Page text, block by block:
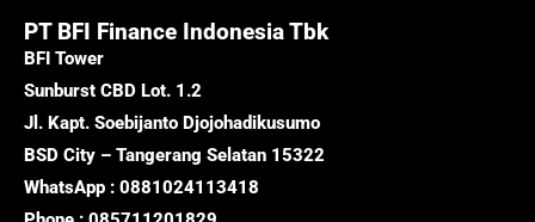
PT BFI Finance Indonesia Tbk
BFI Tower
Sunburst CBD Lot. 1.2
Jl. Kapt. Soebijanto Djojohadikusumo
BSD City – Tangerang Selatan 15322
WhatsApp : 0881024113418